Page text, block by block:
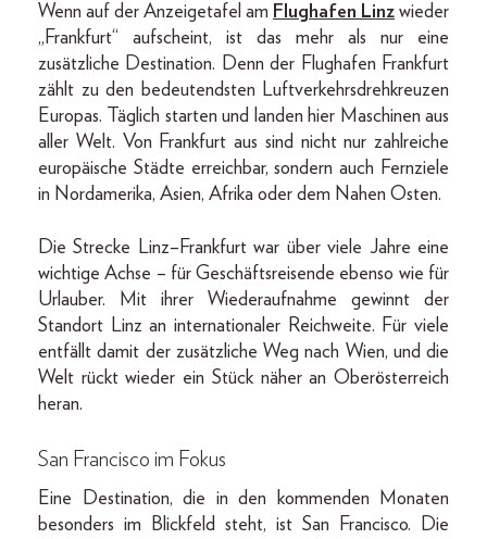
Wenn auf der Anzeigetafel am Flughafen Linz wieder
„Frankfurt“ aufscheint, ist das mehr als nur eine
zusätzliche Destination. Denn der Flughafen Frankfurt
zählt zu den bedeutendsten Luftverkehrsdrehkreuzen
Europas. Täglich starten und landen hier Maschinen aus
aller Welt. Von Frankfurt aus sind nicht nur zahlreiche
europäische Städte erreichbar, sondern auch Fernziele
in Nordamerika, Asien, Afrika oder dem Nahen Osten.
Die Strecke Linz–Frankfurt war über viele Jahre eine
wichtige Achse – für Geschäftsreisende ebenso wie für
Urlauber. Mit ihrer Wiederaufnahme gewinnt der
Standort Linz an internationaler Reichweite. Für viele
entfällt damit der zusätzliche Weg nach Wien, und die
Welt rückt wieder ein Stück näher an Oberösterreich
heran.
San Francisco im Fokus
Eine Destination, die in den kommenden Monaten
besonders im Blickfeld steht, ist San Francisco. Die